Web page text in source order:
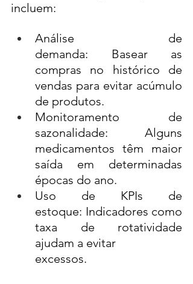
incluem:
Análise de
demanda: Basear as
compras no histórico de
vendas para evitar acúmulo
de produtos.
Monitoramento de
sazonalidade: Alguns
medicamentos têm maior
saída em determinadas
épocas do ano.
Uso de KPIs de
estoque: Indicadores como
taxa de rotatividade
ajudam a evitar
excessos.